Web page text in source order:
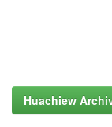
Huachiew